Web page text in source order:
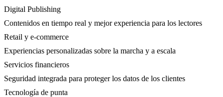
Digital Publishing
Contenidos en tiempo real y mejor experiencia para los lectores
Retail y e-commerce
Experiencias personalizadas sobre la marcha y a escala
Servicios financieros
Seguridad integrada para proteger los datos de los clientes
Tecnología de punta